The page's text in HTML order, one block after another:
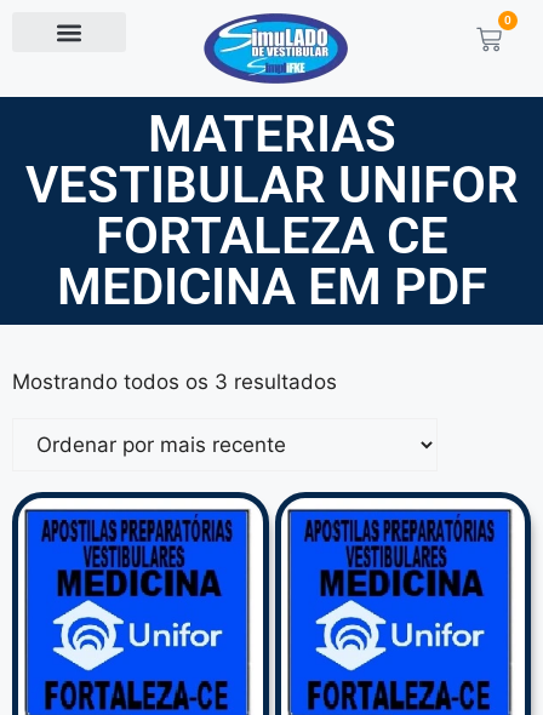
0
MATERIAS
VESTIBULAR UNIFOR
FORTALEZA CE
MEDICINA EM PDF
Mostrando todos os 3 resultados